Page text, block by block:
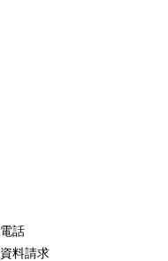
電話
資料請求